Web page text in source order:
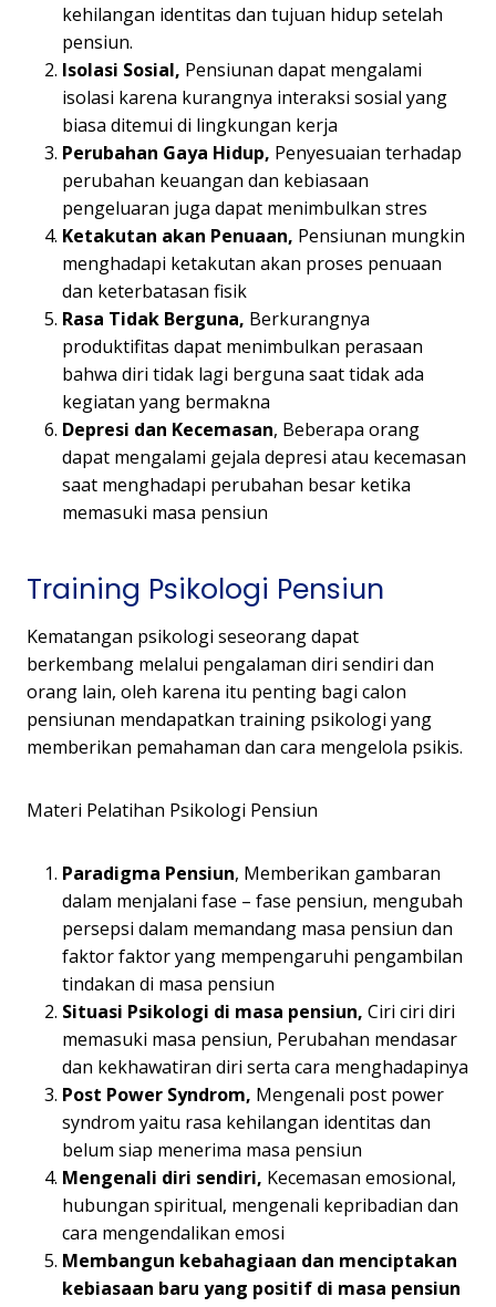
kehilangan identitas dan tujuan hidup setelah
pensiun.
Isolasi Sosial, Pensiunan dapat mengalami
isolasi karena kurangnya interaksi sosial yang
biasa ditemui di lingkungan kerja
Perubahan Gaya Hidup, Penyesuaian terhadap
perubahan keuangan dan kebiasaan
pengeluaran juga dapat menimbulkan stres
Ketakutan akan Penuaan, Pensiunan mungkin
menghadapi ketakutan akan proses penuaan
dan keterbatasan fisik
Rasa Tidak Berguna, Berkurangnya
produktifitas dapat menimbulkan perasaan
bahwa diri tidak lagi berguna saat tidak ada
kegiatan yang bermakna
Depresi dan Kecemasan, Beberapa orang
dapat mengalami gejala depresi atau kecemasan
saat menghadapi perubahan besar ketika
memasuki masa pensiun
Training Psikologi Pensiun
Kematangan psikologi seseorang dapat
berkembang melalui pengalaman diri sendiri dan
orang lain, oleh karena itu penting bagi calon
pensiunan mendapatkan training psikologi yang
memberikan pemahaman dan cara mengelola psikis.
Materi Pelatihan Psikologi Pensiun
Paradigma Pensiun, Memberikan gambaran
dalam menjalani fase – fase pensiun, mengubah
persepsi dalam memandang masa pensiun dan
faktor faktor yang mempengaruhi pengambilan
tindakan di masa pensiun
Situasi Psikologi di masa pensiun, Ciri ciri diri
memasuki masa pensiun, Perubahan mendasar
dan kekhawatiran diri serta cara menghadapinya
Post Power Syndrom, Mengenali post power
syndrom yaitu rasa kehilangan identitas dan
belum siap menerima masa pensiun
Mengenali diri sendiri, Kecemasan emosional,
hubungan spiritual, mengenali kepribadian dan
cara mengendalikan emosi
Membangun kebahagiaan dan menciptakan
kebiasaan baru yang positif di masa pensiun